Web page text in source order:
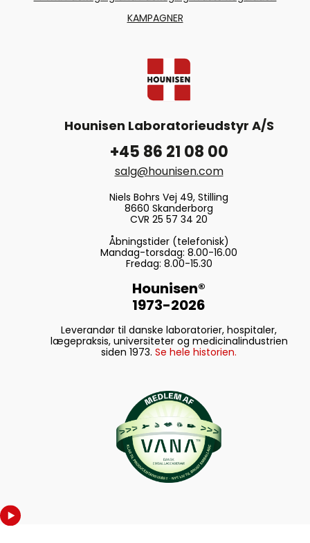
KAMPAGNER
Hounisen Laboratorieudstyr A/S
+45 86 21 08 00
salg@hounisen.com
Niels Bohrs Vej 49, Stilling
8660 Skanderborg
CVR 25 57 34 20
Åbningstider (telefonisk)
Mandag-torsdag: 8.00-16.00
Fredag: 8.00-15.30
Hounisen®
1973-2026
Leverandør til danske laboratorier, hospitaler,
lægepraksis, universiteter og medicinalindustrien
siden 1973. Se hele historien.